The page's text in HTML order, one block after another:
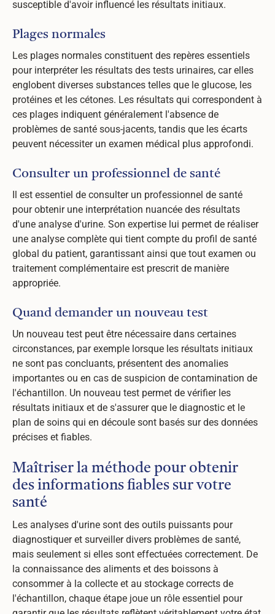
susceptible d'avoir influencé les résultats initiaux.
Plages normales
Les plages normales constituent des repères essentiels
pour interpréter les résultats des tests urinaires, car elles
englobent diverses substances telles que le glucose, les
protéines et les cétones. Les résultats qui correspondent à
ces plages indiquent généralement l'absence de
problèmes de santé sous-jacents, tandis que les écarts
peuvent nécessiter un examen médical plus approfondi.
Consulter un professionnel de santé
Il est essentiel de consulter un professionnel de santé
pour obtenir une interprétation nuancée des résultats
d'une analyse d'urine. Son expertise lui permet de réaliser
une analyse complète qui tient compte du profil de santé
global du patient, garantissant ainsi que tout examen ou
traitement complémentaire est prescrit de manière
appropriée.
Quand demander un nouveau test
Un nouveau test peut être nécessaire dans certaines
circonstances, par exemple lorsque les résultats initiaux
ne sont pas concluants, présentent des anomalies
importantes ou en cas de suspicion de contamination de
l'échantillon. Un nouveau test permet de vérifier les
résultats initiaux et de s'assurer que le diagnostic et le
plan de soins qui en découle sont basés sur des données
précises et fiables.
Maîtriser la méthode pour obtenir
des informations fiables sur votre
santé
Les analyses d'urine sont des outils puissants pour
diagnostiquer et surveiller divers problèmes de santé,
mais seulement si elles sont effectuées correctement. De
la connaissance des aliments et des boissons à
consommer à la collecte et au stockage corrects de
l'échantillon, chaque étape joue un rôle essentiel pour